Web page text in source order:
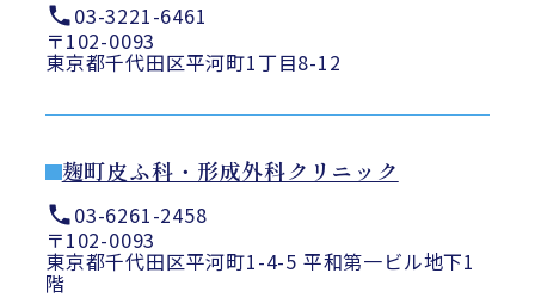
03-3221-6461
〒102-0093
東京都千代田区平河町1丁目8-12
麹町皮ふ科・形成外科クリニック
03-6261-2458
〒102-0093
東京都千代田区平河町1-4-5 平和第一ビル地下1
階